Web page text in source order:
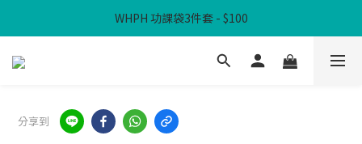
滿$300免本地運費
WHPH 功課袋3件套 - $100
滿$300免本地運費
分享到